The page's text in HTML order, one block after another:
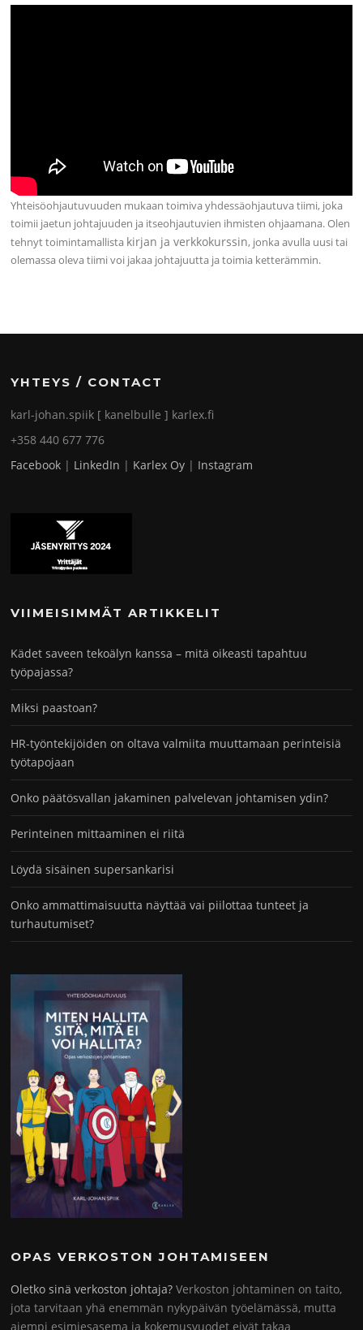
Yhteisöohjautuvuuden mukaan toimiva yhdessäohjautuva tiimi, joka
toimii jaetun johtajuuden ja itseohjautuvien ihmisten ohjaamana. Olen
tehnyt toimintamallista kirjan ja verkkokurssin, jonka avulla uusi tai
olemassa oleva tiimi voi jakaa johtajuutta ja toimia ketterämmin.
YHTEYS / CONTACT
karl-johan.spiik [ kanelbulle ] karlex.fi
+358 440 677 776
Facebook | LinkedIn | Karlex Oy | Instagram
VIIMEISIMMÄT ARTIKKELIT
Kädet saveen tekoälyn kanssa – mitä oikeasti tapahtuu
työpajassa?
Miksi paastoan?
HR-työntekijöiden on oltava valmiita muuttamaan perinteisiä
työtapojaan
Onko päätösvallan jakaminen palvelevan johtamisen ydin?
Perinteinen mittaaminen ei riitä
Löydä sisäinen supersankarisi
Onko ammattimaisuutta näyttää vai piilottaa tunteet ja
turhautumiset?
OPAS VERKOSTON JOHTAMISEEN
Oletko sinä verkoston johtaja? Verkoston johtaminen on taito,
jota tarvitaan yhä enemmän nykypäivän työelämässä, mutta
aiempi esimiesasema ja kokemusvuodet eivät takaa